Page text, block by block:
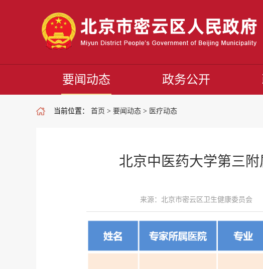
要闻动态 政务公开
当前位置： 首页 > 要闻动态 > 医疗动态
北京中医药大学第三附
来源：北京市密云区卫生健康委员会